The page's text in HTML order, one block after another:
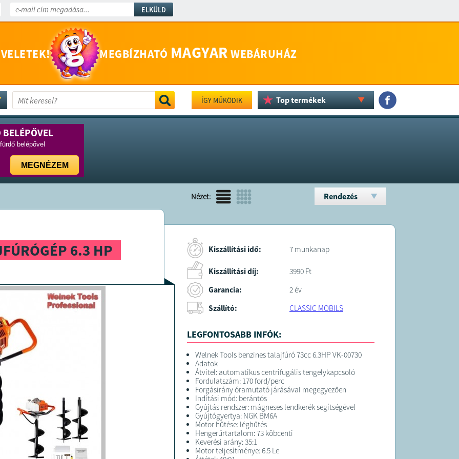
ELKÜLD
MEGBÍZHATÓ MAGYAR WEBÁRUHÁZ
ÍGY MŰKÖDIK Top termékek
BELÉPŐVEL
belépővel
MEGNÉZEM
Nézet: Rendezés
6.3 HP Kiszállítási idő: 7 munkanap
Kiszállítási díj:
3990 Ft
Garancia:
2 év
Szállító:
CLASSIC MOBILS
LEGFONTOSABB INFÓK:
Welnek Tools benzines talajfúró 73cc 6.3HP VK-00730
Adatok
Átvitel: automatikus centrifugális tengelykapcsoló
Fordulatszám: 170 ford/perc
Forgásirány óramutató járásával megegyezően
Indítási mód: berántós
Gyújtás rendszer: mágneses lendkerék segítségével
Gyújtógyertya: NGK BM6A
Motor hűtése: léghűtés
Hengerűrtartalom: 73 köbcenti
Keverési arány: 35:1
Motor teljesítménye: 6.5 Le